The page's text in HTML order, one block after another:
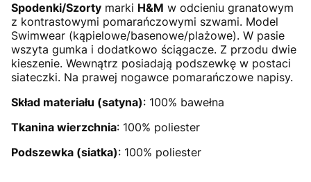
Spodenki/Szorty marki H&M w odcieniu granatowym
z kontrastowymi pomarańczowymi szwami. Model
Swimwear (kąpielowe/basenowe/plażowe). W pasie
wszyta gumka i dodatkowo ściągacze. Z przodu dwie
kieszenie. Wewnątrz posiadają podszewkę w postaci
siateczki. Na prawej nogawce pomarańczowe napisy.
Skład materiału (satyna): 100% bawełna
Tkanina wierzchnia: 100% poliester
Podszewka (siatka): 100% poliester